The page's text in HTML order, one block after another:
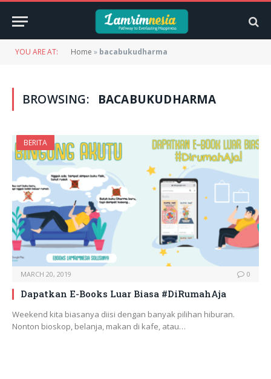
YOU ARE AT: Home » bacabukudharma
BROWSING: BACABUKUDHARMA
BERITA
MARCH 20, 2019 0
Dapatkan E-Books Luar Biasa #DiRumahAja
Weekend kita biasanya diisi dengan banyak pilihan hiburan.
Nonton bioskop, belanja, makan di kafe, atau…